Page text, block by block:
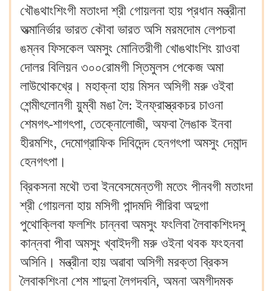
খৌঙথাংশিংগী মতাংদা শ্রী গোয়লনা হায় প্রধান মন্ত্রীনা
অত্মানির্ভার ভারত কৌবা ভারত অসি মরমদোম লেপচবা
ঙম্নব ফিসকেল অমসুং মোনিতরীগী খোঙথাংশিং য়াওবা
দোলর বিলিয়ন ৩০০রোমগী স্তিমুলস পেকেজ অমা
লাউথোকখ্রে। মহাক্না হায় মিসন অসিগী মরু ওইবা
শেন্মীৎলোনগী য়ুম্বী মঙা লৈ: ইনফ্রাস্ত্রকচর চাওনা
শেমগৎ-শাগৎপা, তেক্নোলোজী, অফবা লৈঙাক ইনবা
হীরমশিং, দেমোগ্রাফিক দিবিদেন্দ হেনগৎপা অমসুং দেমান্দ
হেনগৎপা।
ব্রিকসনা মথৌ তবা ইনবেসমেন্তগী মতেং পীনবগী মতাংদা
শ্রী গোয়লনা হায় মসিগী পান্দমদি পীরিবা অদুগা
পুথোক্লিবা ফলশিং চান্নবা অমসুং ফংলিবা লৈবাকশিংদসু
কান্নবা পীবা অমসুং খ্বাইদগী মরু ওইনা থবক ফংহনবা
অসিনি। মন্ত্রীনা হায় অৱাবা অসিগী মরক্তা ব্রিকস
লৈবাকশিংনা শেম শাদুনা লৈগদবনি, অমনা অমগীদমক